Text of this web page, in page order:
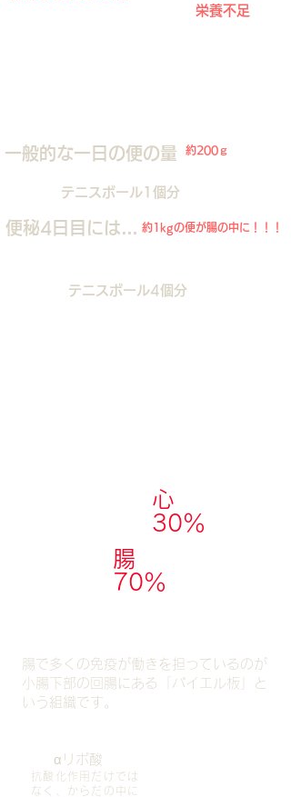
栄養不足
一般的な一日の便の量 約200ｇ
テニスボール1個分
便秘4日目には… 約1kgの便が腸の中に！！！
テニスボール4個分
心
30％
腸
70％
腸で多くの免疫が働きを担っているのが
小腸下部の回腸にある「パイエル板」と
いう組織です。
抗酸化作用だけでは
なく、からだの中に
αリポ酸